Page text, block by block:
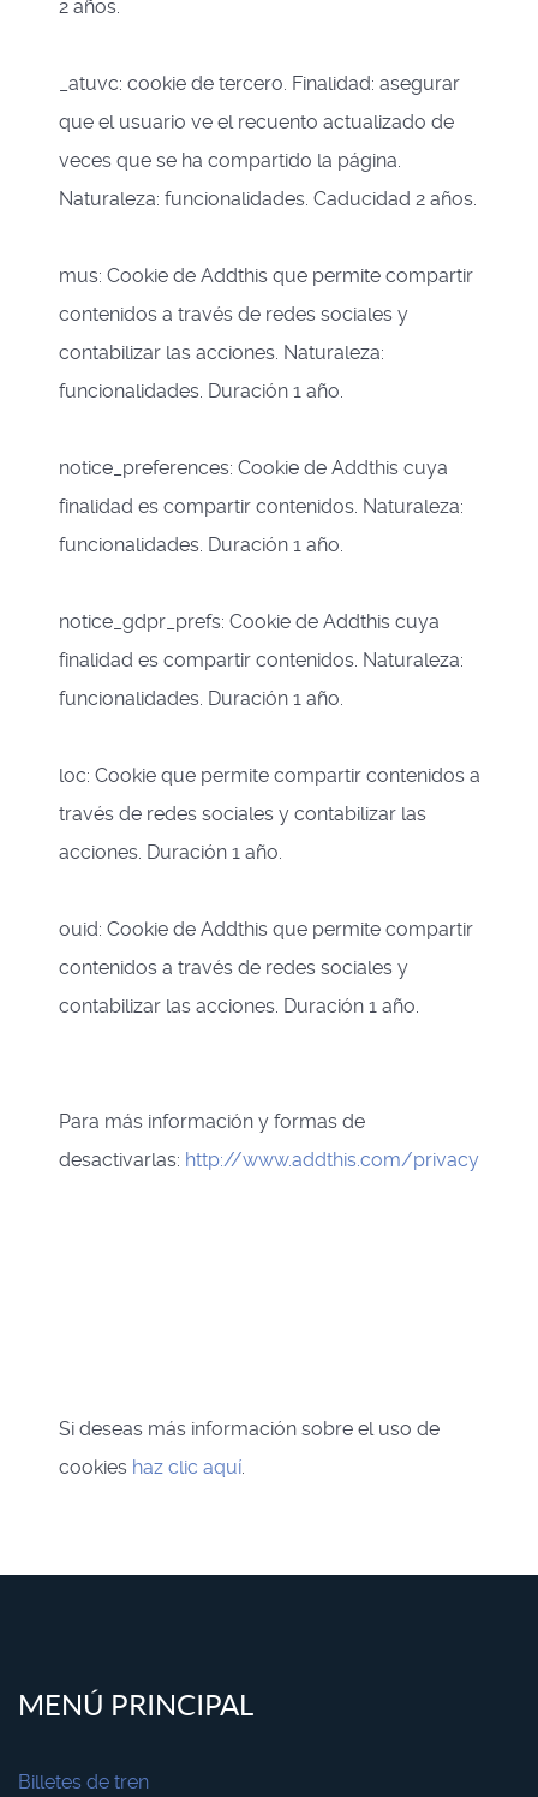
2 años.
_atuvc: cookie de tercero. Finalidad: asegurar
que el usuario ve el recuento actualizado de
veces que se ha compartido la página.
Naturaleza: funcionalidades. Caducidad 2 años.
mus: Cookie de Addthis que permite compartir
contenidos a través de redes sociales y
contabilizar las acciones. Naturaleza:
funcionalidades. Duración 1 año.
notice_preferences: Cookie de Addthis cuya
finalidad es compartir contenidos. Naturaleza:
funcionalidades. Duración 1 año.
notice_gdpr_prefs: Cookie de Addthis cuya
finalidad es compartir contenidos. Naturaleza:
funcionalidades. Duración 1 año.
loc: Cookie que permite compartir contenidos a
través de redes sociales y contabilizar las
acciones. Duración 1 año.
ouid: Cookie de Addthis que permite compartir
contenidos a través de redes sociales y
contabilizar las acciones. Duración 1 año.
Para más información y formas de
desactivarlas: http://www.addthis.com/privacy
Si deseas más información sobre el uso de
cookies haz clic aquí.
MENÚ PRINCIPAL
Billetes de tren